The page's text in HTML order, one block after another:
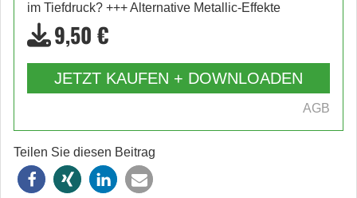
im Tiefdruck? +++ Alternative Metallic-Effekte
9,50 €
JETZT KAUFEN + DOWNLOADEN
AGB
Teilen Sie diesen Beitrag